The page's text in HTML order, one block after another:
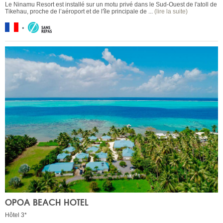
Le Ninamu Resort est installé sur un motu privé dans le Sud-Ouest de l'atoll de
Tikehau, proche de l’aéroport et de l'île principale de ... (lire la suite)
OPOA BEACH HOTEL
Hôtel 3*